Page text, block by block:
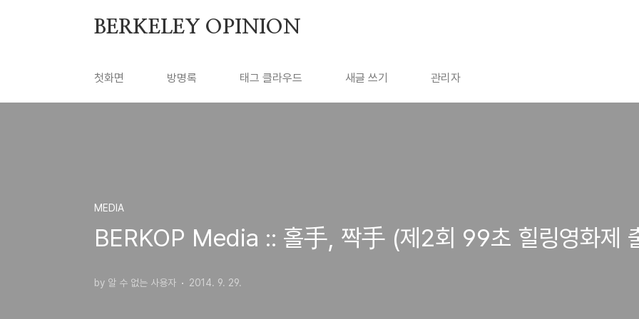
BERKELEY OPINION
첫화면 방명록 태그 클라우드 새글 쓰기 관리자
MEDIA
BERKOP Media :: 홀手, 짝手 (제2회 99초 힐링영화제
by 알 수 없는 사용자 2014. 9. 29.